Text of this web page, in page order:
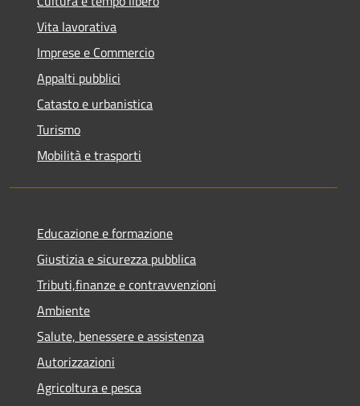
Vita lavorativa
Imprese e Commercio
Appalti pubblici
Catasto e urbanistica
Turismo
Mobilità e trasporti
Educazione e formazione
Giustizia e sicurezza pubblica
Tributi,finanze e contravvenzioni
Ambiente
Salute, benessere e assistenza
Autorizzazioni
Agricoltura e pesca